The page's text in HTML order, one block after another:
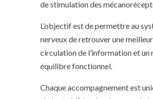
de stimulation des
L’objectif est de permettre au
nerveux de retrouver une
circulation de l’information et un
équilibre fonctionnel.
Chaque accompagnement est